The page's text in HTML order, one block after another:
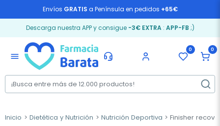
Envíos GRATIS a Península en pedidos +65€
Descarga nuestra APP y consigue -3€ EXTRA: APP-FB ;)
menu
0 0
Inicio Dietética y Nutrición Nutrición Deportiva Finisher